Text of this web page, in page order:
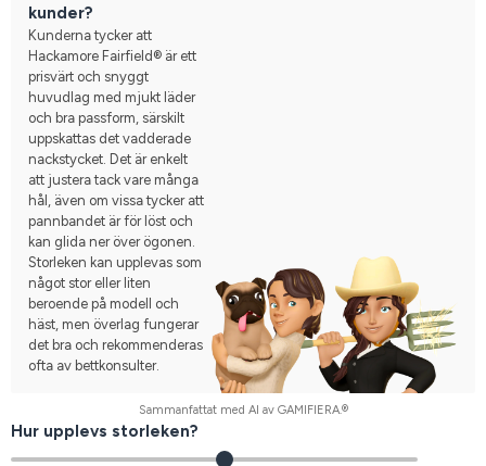
kunder?
Kunderna tycker att
Hackamore Fairfield® är ett
prisvärt och snyggt
huvudlag med mjukt läder
och bra passform, särskilt
uppskattas det vadderade
nackstycket. Det är enkelt
att justera tack vare många
hål, även om vissa tycker att
pannbandet är för löst och
kan glida ner över ögonen.
Storleken kan upplevas som
något stor eller liten
beroende på modell och
häst, men överlag fungerar
det bra och rekommenderas
ofta av bettkonsulter.
Sammanfattat med AI av GAMIFIERA.®
Hur upplevs storleken?